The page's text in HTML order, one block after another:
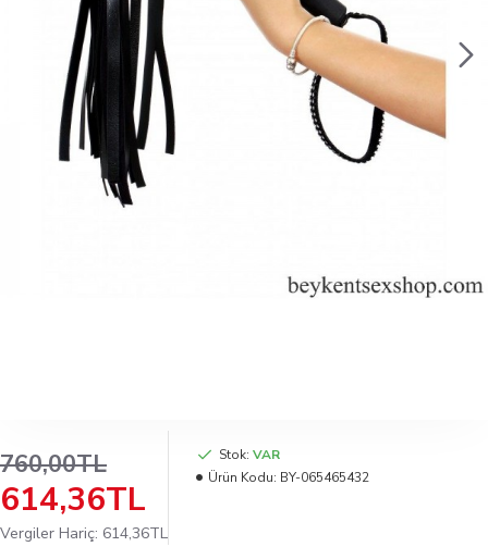
614,36TL
760,00TL
Vergiler Hariç: 614,36TL
Stok: VAR
Ürün Kodu: BY-065465432